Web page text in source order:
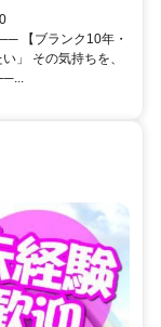
ブランク10年・
」 その気持ちを、